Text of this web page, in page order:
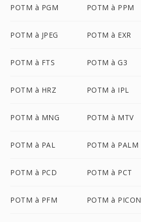
POTM à PGM POTM à PPM
POTM à JPEG POTM à EXR
POTM à FTS POTM à G3
POTM à HRZ POTM à IPL
POTM à MNG POTM à MTV
POTM à PAL POTM à PALM
POTM à PCD POTM à PCT
POTM à PFM POTM à PICON